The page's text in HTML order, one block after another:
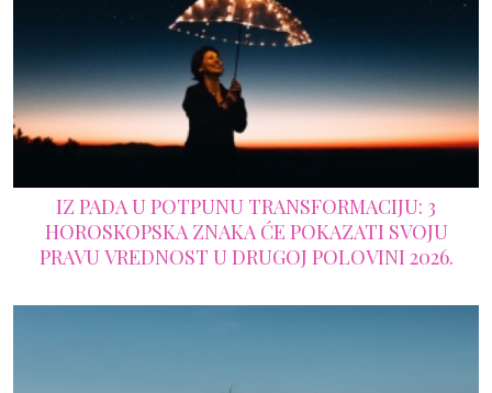
IZ PADA U POTPUNU TRANSFORMACIJU: 3
HOROSKOPSKA ZNAKA ĆE POKAZATI SVOJU
PRAVU VREDNOST U DRUGOJ POLOVINI 2026.